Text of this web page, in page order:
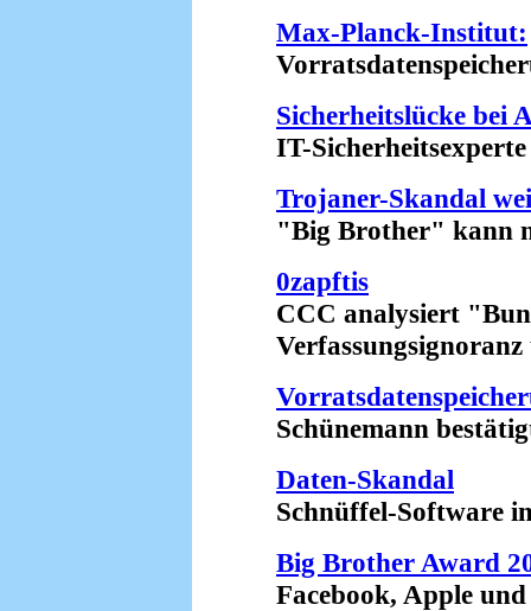
Max-Planck-Institut:
Sicherheitslücke bei
IT-Sicherheitsexperte
Trojaner-Skandal
"Big Brother" kann
0zapftis
CCC analysiert
Verfassungsignoranz
Schünemann
Daten-Skandal
Schnüffel-Software in
Big Brother Award
Facebook, Apple und